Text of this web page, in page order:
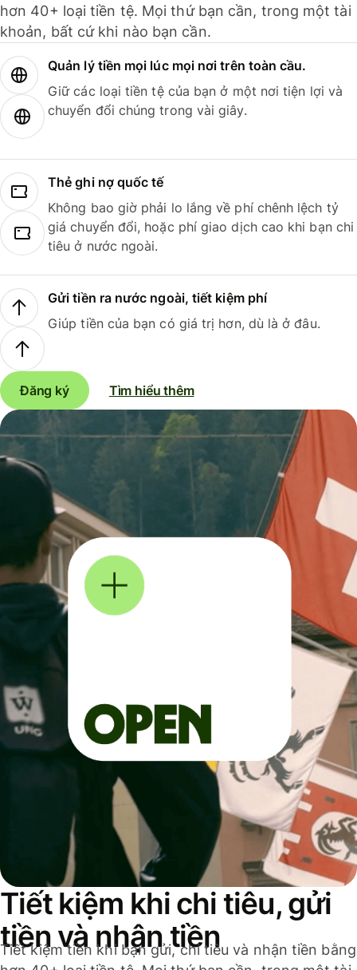
hơn 40+ loại tiền tệ. Mọi thứ bạn cần, trong một tài
khoản, bất cứ khi nào bạn cần.
Quản lý tiền mọi lúc mọi nơi trên toàn cầu.
Giữ các loại tiền tệ của bạn ở một nơi tiện lợi và
chuyển đổi chúng trong vài giây.
Thẻ ghi nợ quốc tế
Không bao giờ phải lo lắng về phí chênh lệch tỷ
giá chuyển đổi, hoặc phí giao dịch cao khi bạn chi
tiêu ở nước ngoài.
Gửi tiền ra nước ngoài, tiết kiệm phí
Giúp tiền của bạn có giá trị hơn, dù là ở đâu.
Đăng ký Tìm hiểu thêm
Tiết kiệm khi chi tiêu, gửi
tiền và nhận tiền
Tiết kiệm tiền khi bạn gửi, chi tiêu và nhận tiền bằng